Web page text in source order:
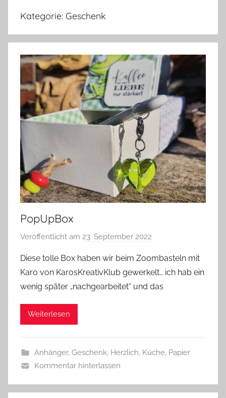
Kategorie: Geschenk
PopUpBox
Veröffentlicht am 23. September 2022
n
G
l
e
Diese tolle Box haben wir beim Zoombasteln mit
Karo von KarosKreativKlub gewerkelt… ich hab ein
wenig später „nachgearbeitet“ und das
Weiterlesen
Anhänger, Geschenk, Herzlich, Küche, Papier
Kommentar hinterlassen